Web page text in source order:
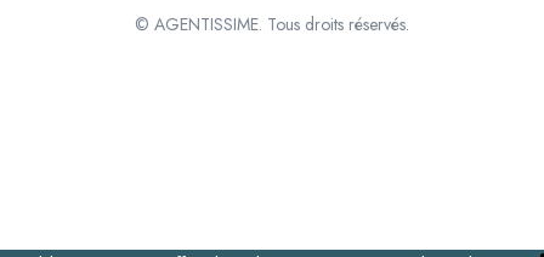
© AGENTISSIME. Tous droits réservés.